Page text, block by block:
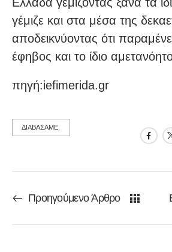
γέμιζε και στα μέσα της
αποδεικνύοντας ότι
έφηβος και το ίδιο
πηγή:iefimerida.gr
ΔΙΑΒΑΣΑΜΕ.
Προηγούμενο Άρθρο